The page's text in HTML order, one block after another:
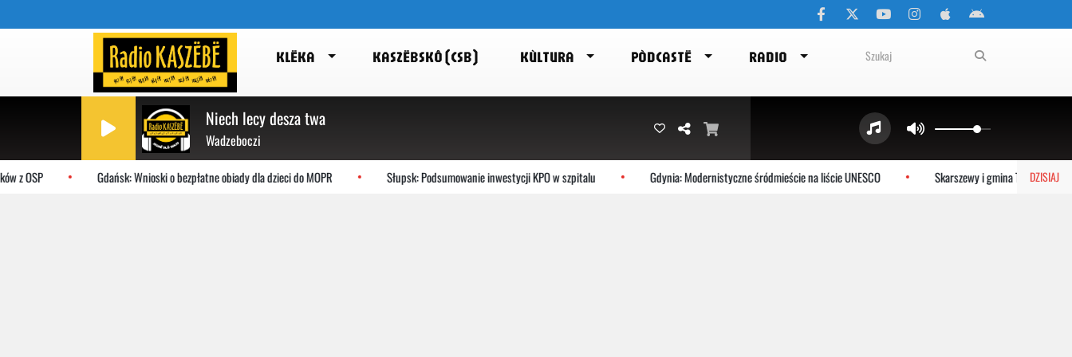
KLËKA KASZËBSKÔ (CSB) KÙLTURA PÒDCASTË RADIO
Niech lecy desza twa
Wadzeboczi
DZISIAJ
z OSP Gdańsk: Wnioski o bezpłatne obiady dla dzieci do MOPR Słupsk: Podsumowanie inwestycji KPO w szpitalu Gdynia: Modernistyczne śródmieście na liście UNESCO Skarszewy i gmina Tczew